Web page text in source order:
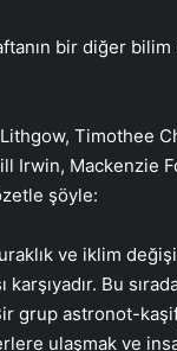
bir diğer
Timothee
Irwin, Mackenzie
şöyle:
ve iklim
Bu
grup astronot-
ulaşmak ve